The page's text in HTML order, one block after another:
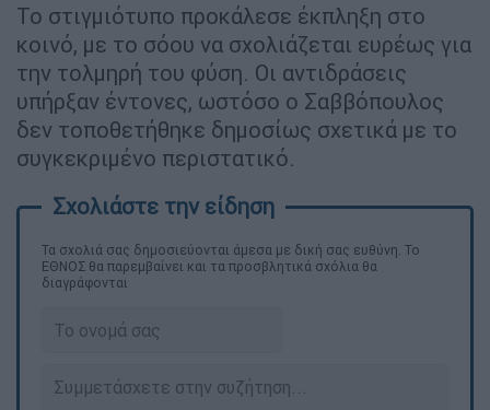
Το στιγμιότυπο προκάλεσε έκπληξη στο
κοινό, με το σόου να σχολιάζεται ευρέως για
την τολμηρή του φύση. Οι αντιδράσεις
υπήρξαν έντονες, ωστόσο ο Σαββόπουλος
δεν τοποθετήθηκε δημοσίως σχετικά με το
συγκεκριμένο περιστατικό.
Τα σχολιά σας δημοσιεύονται άμεσα με δική σας ευθύνη. Το
ΕΘΝΟΣ θα παρεμβαίνει και τα προσβλητικά σχόλια θα
διαγράφονται